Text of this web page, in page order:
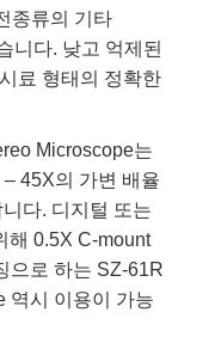
종류의 기타
니다. 낮고 억제된
료 형태의 정확한
Microscope는
45X의 가변 배율
다. 디지털 또는
해 0.5X C-mount
으로 하는 SZ-61R
역시 이용이 가능